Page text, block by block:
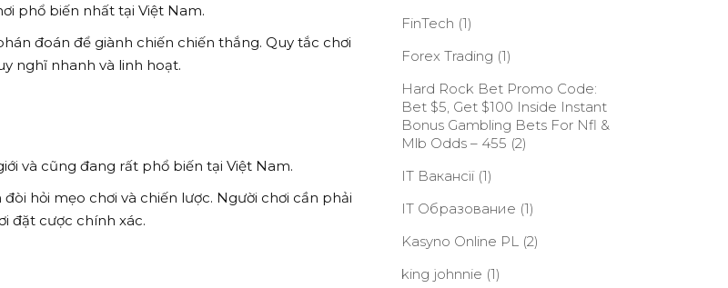
phổ biến nhất tại Việt Nam.
đoán để giành chiến chiến thắng. Quy tắc chơi
nghĩ nhanh và linh hoạt.
và cũng đang rất phổ biến tại Việt Nam.
hỏi mẹo chơi và chiến lược. Người chơi cần phải
đặt cược chính xác.
FinTech (1)
Forex Trading (1)
Hard Rock Bet Promo Code:
Bet $5, Get $100 Inside Instant
Bonus Gambling Bets For Nfl &
Mlb Odds – 455 (2)
IT Вакансії(1)
IT Образование (1)
Kasyno Online PL(2)
king johnnie (1)